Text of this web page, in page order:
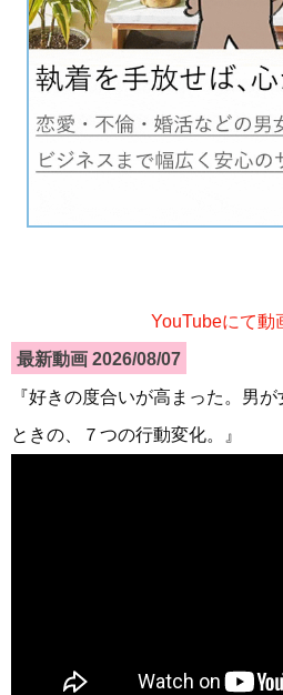
YouTubeにて動
最新動画 2026/08/07
『好きの度合いが高まった。男
ときの、７つの行動変化。』